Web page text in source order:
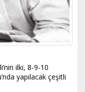
ilki, 8-9-10
yapılacak çeşitli